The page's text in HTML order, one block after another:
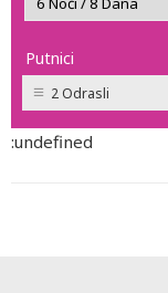
Putnici
2 Odrasli
:undefined